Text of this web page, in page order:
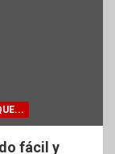
fácil y